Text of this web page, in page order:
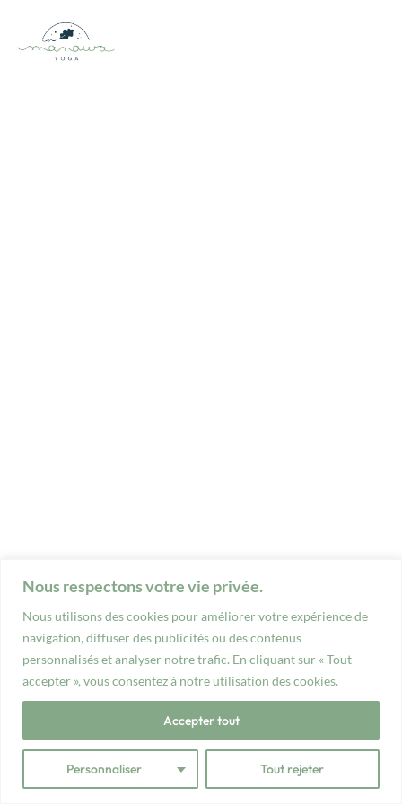
Nous respectons votre vie privée.
Nous utilisons des cookies pour améliorer votre expérience de
navigation, diffuser des publicités ou des contenus
personnalisés et analyser notre trafic. En cliquant sur « Tout
accepter », vous consentez à notre utilisation des cookies.
Personnaliser Tout rejeter
Accepter tout